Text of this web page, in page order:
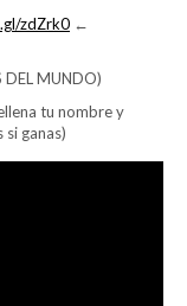
zdZrk0 ←
DEL MUNDO)
tu nombre y
ganas)